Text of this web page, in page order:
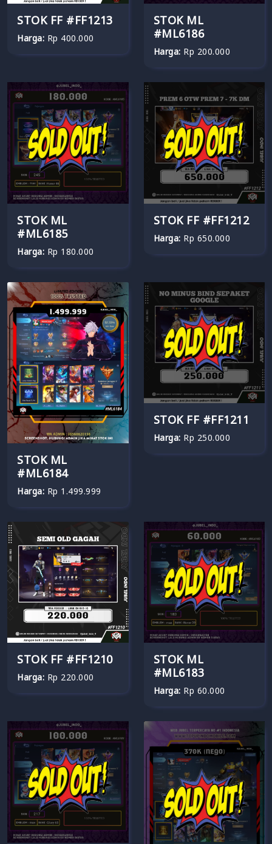
STOK FF #FF1213
Harga: Rp 400.000
STOK ML
#ML6186
Harga: Rp 200.000
STOK ML
#ML6185
Harga: Rp 180.000
STOK FF #FF1212
Harga: Rp 650.000
STOK ML
#ML6184
Harga: Rp 1.499.999
STOK FF #FF1211
Harga: Rp 250.000
STOK FF #FF1210
Harga: Rp 220.000
STOK ML
#ML6183
Harga: Rp 60.000